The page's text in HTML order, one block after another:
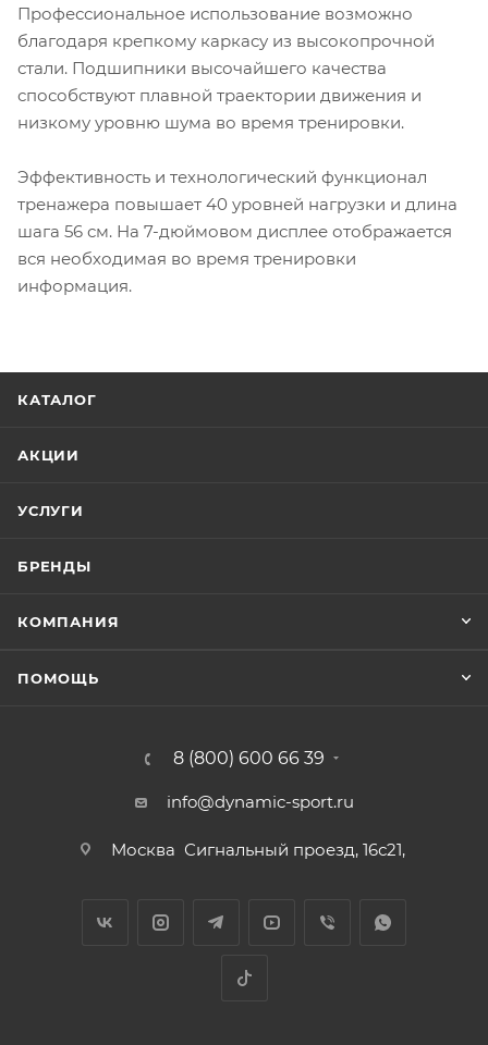
Профессиональное использование возможно
благодаря крепкому каркасу из высокопрочной
стали. Подшипники высочайшего качества
способствуют плавной траектории движения и
низкому уровню шума во время тренировки.
Эффективность и технологический функционал
тренажера повышает 40 уровней нагрузки и длина
шага 56 см. На 7-дюймовом дисплее отображается
вся необходимая во время тренировки
информация.
КАТАЛОГ
АКЦИИ
УСЛУГИ
БРЕНДЫ
КОМПАНИЯ
ПОМОЩЬ
8 (800) 600 66 39
info@dynamic-sport.ru
Москва Сигнальный проезд, 16с21,